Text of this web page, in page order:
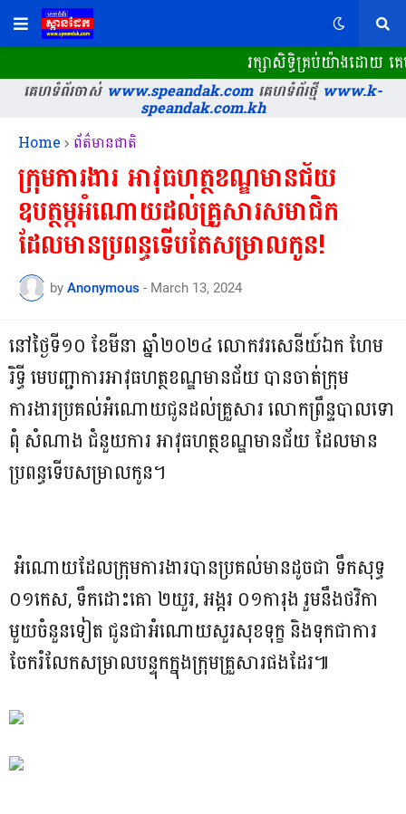
រក្សាសិទ្ធិគ្រប់យ៉ាងដោយ
គេហទំព័រចាស់www.speandak.comគេហទំព័រថ្មីwww.k-
speandak.com.kh
Home ព័ត៌មានជាតិ
ក្រុមការងារ អាវុធហត្ថខណ្ឌមានជ័យ
ឧបត្ថម្ភអំណោយដល់គ្រួសារសមាជិក
ដែលមានប្រពន្ធទើបតែសម្រាលកូន!
by Anonymous - March 13, 2024
នៅថ្ងៃទី១០ ខែមីនា ឆ្នាំ២០២៤ លោកវរសេនីយ៍ឯក ហែម
រិទ្ធី មេបញ្ជាការអាវុធហត្ថខណ្ឌមានជ័យ បានចាត់ក្រុម
ការងារប្រគល់អំណោយជូនដល់គ្រួសារ លោកព្រឹន្ទបាលទោ
ពុំ សំណាង ជំនួយការ អាវុធហត្ថខណ្ឌមានជ័យ ដែលមាន
ប្រពន្ធទើបសម្រាលកូន។
អំណោយដែលក្រុមការងារបានប្រគល់មានដូចជា ទឹកសុទ្ធ
០១កេស, ទឹកដោះគោ ២យួរ, អង្ករ ០១ការុង រួមនឹងថវិកា
មួយចំនួនទៀត ជូនជាអំណោយសួរសុខទុក្ខ និងទុកជាការ
ចែករំលែកសម្រាលបន្ទុកក្នុងក្រុមគ្រួសារផងដែរ៕